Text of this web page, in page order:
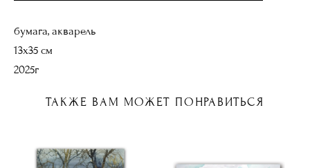
бумага, акварель
13х35 см
2025г
ТАКЖЕ ВАМ МОЖЕТ ПОНРАВИТЬСЯ